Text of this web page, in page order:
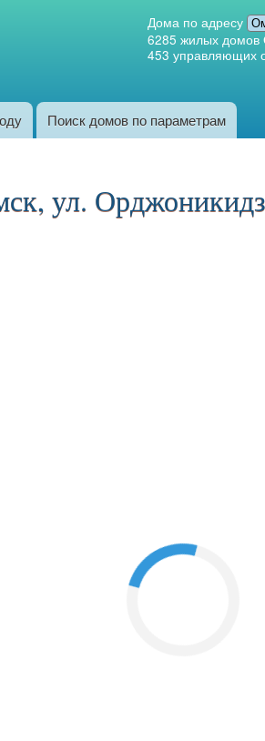
Дома по адресу
6285 жилых домов
453 управляющих
Поиск домов по параметрам
ул.